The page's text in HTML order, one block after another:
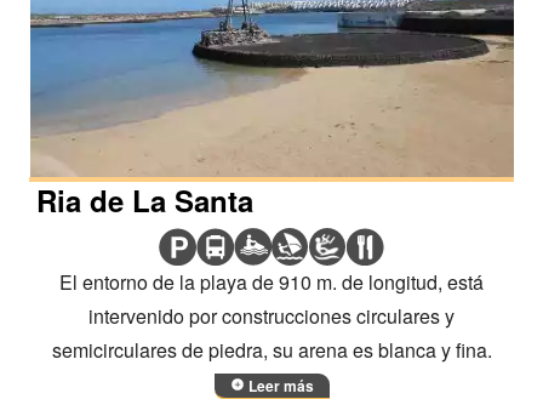
Ria de La Santa
El entorno de la playa de 910 m. de longitud, está
intervenido por construcciones circulares y
semicirculares de piedra, su arena es blanca y fina.
Leer más